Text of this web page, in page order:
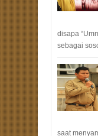
disapa
sebagai
saat